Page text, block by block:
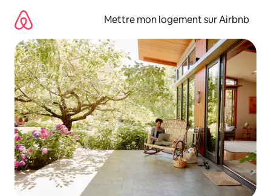
directement
contenu
Mettre mon logement sur Airbnb